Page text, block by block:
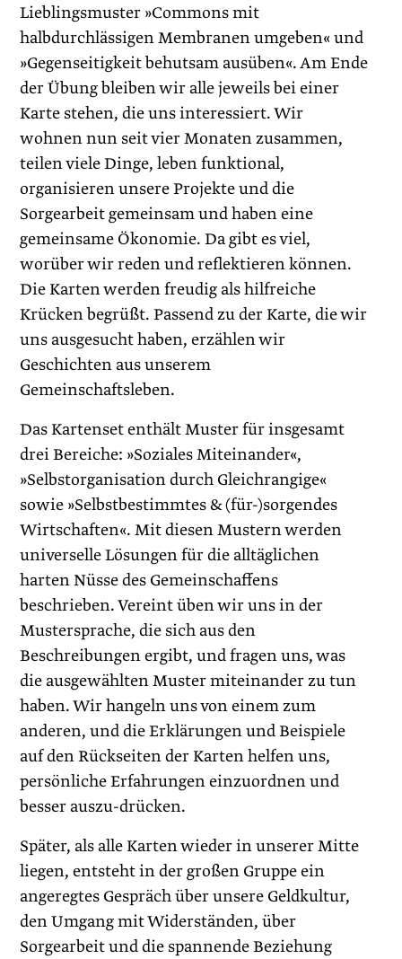
Lieblingsmuster »Commons mit
halbdurchlässigen Membranen umgeben« und
»Gegenseitigkeit behutsam ausüben«. Am Ende
der Übung bleiben wir alle jeweils bei einer
Karte stehen, die uns interessiert. Wir
wohnen nun seit vier Monaten zusammen,
teilen viele Dinge, leben funktional,
organisieren unsere Projekte und die
Sorgearbeit gemeinsam und haben eine
gemeinsame Ökonomie. Da gibt es viel,
worüber wir reden und reflektieren können.
Die Karten werden freudig als hilfreiche
Krücken begrüßt. Passend zu der Karte, die wir
uns ausgesucht haben, erzählen wir
Geschichten aus unserem
Gemeinschaftsleben.
Das Kartenset enthält Muster für insgesamt
drei Bereiche: »Soziales Miteinander«,
»Selbstorganisation durch Gleichrangige«
sowie »Selbstbestimmtes & (für-)sorgendes
Wirtschaften«. Mit diesen Mustern werden
universelle Lösungen für die alltäglichen
harten Nüsse des Gemeinschaffens
beschrieben. Vereint üben wir uns in der
Mustersprache, die sich aus den
Beschreibungen ergibt, und fragen uns, was
die ausgewählten Muster miteinander zu tun
haben. Wir hangeln uns von einem zum
anderen, und die Erklärungen und Beispiele
auf den Rückseiten der Karten helfen uns,
persönliche Erfahrungen einzuordnen und
besser auszu-drücken.
Später, als alle Karten wieder in unserer Mitte
liegen, entsteht in der großen Gruppe ein
angeregtes Gespräch über unsere Geldkultur,
den Umgang mit Widerständen, über
Sorgearbeit und die spannende Beziehung